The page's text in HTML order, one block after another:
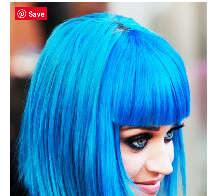
Save